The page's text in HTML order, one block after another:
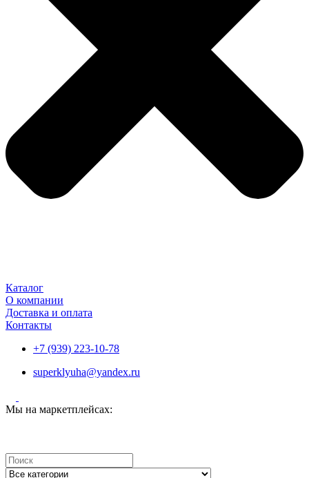
Каталог
О компании
Доставка и оплата
Контакты
+7 (939) 223-10-78
superklyuha@yandex.ru
Мы на маркетплейсах:
Search
...